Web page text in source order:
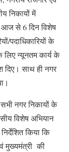
निकायों में
आज से 6 दिन विशेष
पदाधिकारियों के
न्यूनतम कार्य के
दिए। साथ ही नगर
नगर निकायों के
विशेष अभियान
किया कि
मुख्यमंत्री की